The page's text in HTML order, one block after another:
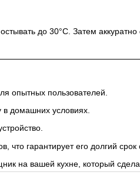
до 30°C. Затем
опытных пользователей.
в домашних условиях.
что гарантирует его долгий срок
на вашей кухне, который